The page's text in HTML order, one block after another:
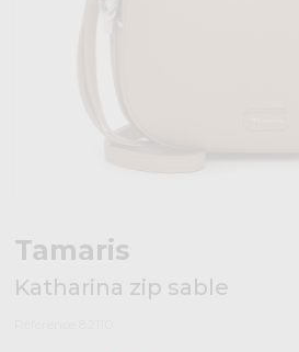
Tamaris
Katharina zip sable